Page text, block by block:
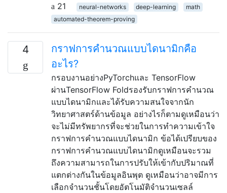
21
neural-networks deep-learning
math
automated-theorem-proving
4
กราฟการคำนวณแบบไดนามิกคือ
อะไร?
กรอบงานอย่างPyTorchและ TensorFlow
ผ่านTensorFlow Foldรองรับกราฟการคำนวณ
แบบไดนามิกและได้รับความสนใจจากนัก
วิทยาศาสตร์ด้านข้อมูล อย่างไรก็ตามดูเหมือนว่า
จะไม่มีทรัพยากรที่จะช่วยในการทำความเข้าใจ
กราฟการคำนวณแบบไดนามิก ข้อได้เปรียบของ
กราฟการคำนวณแบบไดนามิกดูเหมือนจะรวม
ถึงความสามารถในการปรับให้เข้ากับปริมาณที่
แตกต่างกันในข้อมูลอินพุต ดูเหมือนว่าอาจมีการ
เลือกจำนวนชั้นโดยอัตโนมัติจำนวนเซลล์